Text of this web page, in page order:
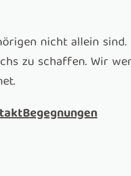
nicht allein
zu schaffen. Wir
Begegnungen